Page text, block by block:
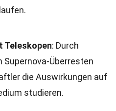
Teleskopen: Durch
Supernova-Überresten
die Auswirkungen auf
studieren.